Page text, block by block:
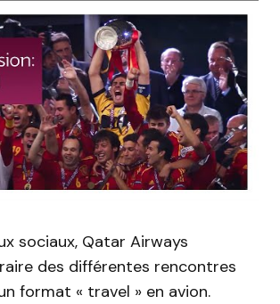
sociaux, Qatar Airways
des différentes rencontres
format « travel » en avion.